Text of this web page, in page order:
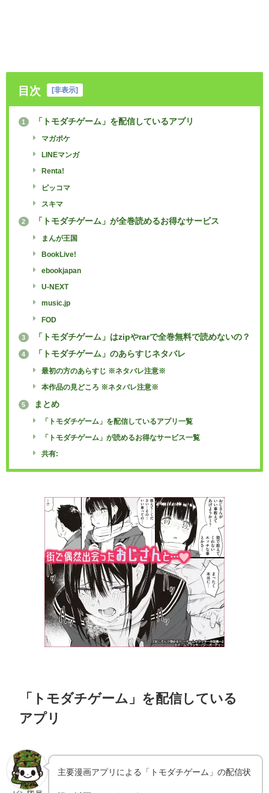
目次 [非表示]
1 「トモダチゲーム」を配信しているアプリ
マガポケ
LINEマンガ
Renta!
ピッコマ
スキマ
2 「トモダチゲーム」が全巻読めるお得なサービス
まんが王国
BookLive!
ebookjapan
U-NEXT
music.jp
FOD
3 「トモダチゲーム」はzipやrarで全巻無料で読めないの？
4 「トモダチゲーム」のあらすじネタバレ
最初の方のあらすじ ※ネタバレ注意※
本作品の見どころ ※ネタバレ注意※
5 まとめ
「トモダチゲーム」を配信しているアプリ一覧
「トモダチゲーム」が読めるお得なサービス一覧
共有:
「トモダチゲーム」を配信している
アプリ
主要漫画アプリによる「トモダチゲーム」の配信状